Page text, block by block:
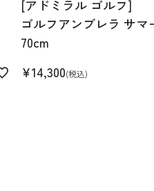
[アドミラル ゴルフ]
ゴルフアンブレラ サマ
70cm
¥14,300 税込